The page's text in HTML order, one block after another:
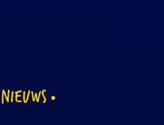
NIEUWS